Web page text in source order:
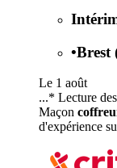
•Brest
Le 1 août
...* Lecture
Maçon
d'expérience